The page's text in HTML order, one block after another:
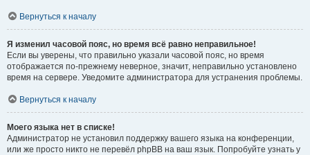
Вернуться к началу
Я изменил часовой пояс, но время всё равно неправильное!
Если вы уверены, что правильно указали часовой пояс, но время
отображается по-прежнему неверное, значит, неправильно установлено
время на сервере. Уведомите администратора для устранения проблемы.
Вернуться к началу
Моего языка нет в списке!
Администратор не установил поддержку вашего языка на конференции,
или же просто никто не перевёл phpBB на ваш язык. Попробуйте узнать у